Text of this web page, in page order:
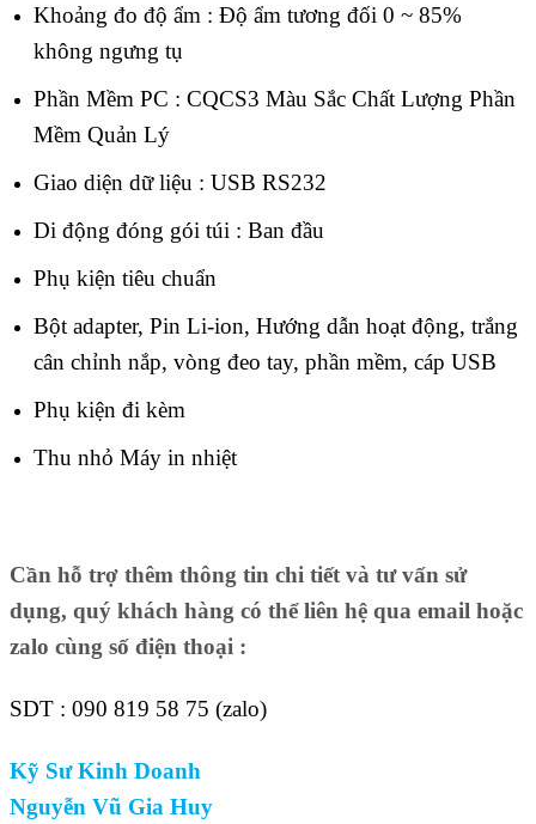
Khoảng đo độ ẩm : Độ ẩm tương đối 0 ~ 85%
không ngưng tụ
Phần Mềm PC : CQCS3 Màu Sắc Chất Lượng Phần
Mềm Quản Lý
Giao diện dữ liệu : USB RS232
Di động đóng gói túi : Ban đầu
Phụ kiện tiêu chuẩn
Bột adapter, Pin Li-ion, Hướng dẫn hoạt động, trắng
cân chỉnh nắp, vòng đeo tay, phần mềm, cáp USB
Phụ kiện đi kèm
Thu nhỏ Máy in nhiệt
Cần hỗ trợ thêm thông tin chi tiết và tư vấn sử
dụng, quý khách hàng có thể liên hệ qua email hoặc
zalo cùng số điện thoại :
SDT : 090 819 58 75 (zalo)
Kỹ Sư Kinh Doanh
Nguyễn Vũ Gia Huy